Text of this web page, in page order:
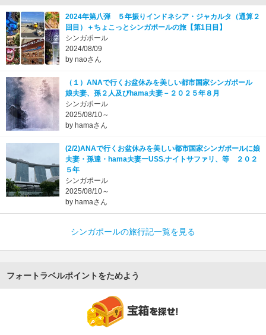
2024年第八弾 ５年振りインドネシア・ジャカルタ（通算２
回目）＋ちょこっとシンガポールの旅【第1日目】
シンガポール
2024/08/09
by naoさん
（１）ANAで行くお盆休みを美しい都市国家シンガポール
娘夫妻、孫２人及びhama夫妻－２０２５年８月
シンガポール
2025/08/10～
by hamaさん
(2/2)ANAで行くお盆休みを美しい都市国家シンガポールに娘
夫妻・孫達・hama夫妻ーUSS.ナイトサファリ、等 ２０２
５年
シンガポール
2025/08/10～
by hamaさん
シンガポールの旅行記一覧を見る
フォートラベルポイントをためよう